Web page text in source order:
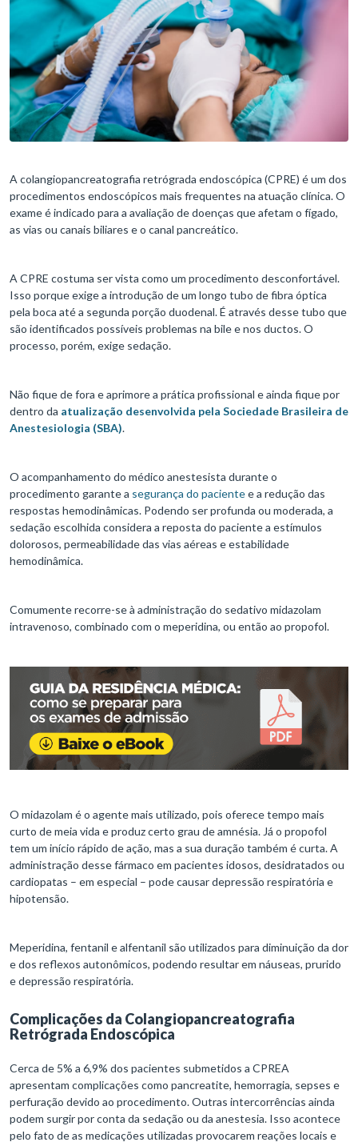
A colangiopancreatografia retrógrada endoscópica (CPRE) é um dos
procedimentos endoscópicos mais frequentes na atuação clínica. O
exame é indicado para a avaliação de doenças que afetam o fígado,
as vias ou canais biliares e o canal pancreático.
A CPRE costuma ser vista como um procedimento desconfortável.
Isso porque exige a introdução de um longo tubo de fibra óptica
pela boca até a segunda porção duodenal. É através desse tubo que
são identificados possíveis problemas na bile e nos ductos. O
processo, porém, exige sedação.
Não fique de fora e aprimore a prática profissional e ainda fique por
dentro da atualização desenvolvida pela Sociedade Brasileira de
Anestesiologia (SBA).
O acompanhamento do médico anestesista durante o
procedimento garante a segurança do pacientee a redução das
respostas hemodinâmicas. Podendo ser profunda ou moderada, a
sedação escolhida considera a reposta do paciente a estímulos
dolorosos, permeabilidade das vias aéreas e estabilidade
hemodinâmica.
Comumente recorre-se à administração do sedativo midazolam
intravenoso, combinado com o meperidina, ou então ao propofol.
O midazolam é o agente mais utilizado, pois oferece tempo mais
curto de meia vida e produz certo grau de amnésia. Já o propofol
tem um início rápido de ação, mas a sua duração também é curta. A
administração desse fármaco em pacientes idosos, desidratados ou
cardiopatas – em especial – pode causar depressão respiratória e
hipotensão.
Meperidina, fentanil e alfentanil são utilizados para diminuição da dor
e dos reflexos autonômicos, podendo resultar em náuseas, prurido
e depressão respiratória.
Complicações da Colangiopancreatografia
Retrógrada Endoscópica
Cerca de 5% a 6,9% dos pacientes submetidos a CPREA
apresentam complicações como pancreatite, hemorragia, sepses e
perfuração devido ao procedimento. Outras intercorrências ainda
podem surgir por conta da sedação ou da anestesia. Isso acontece
pelo fato de as medicações utilizadas provocarem reações locais e